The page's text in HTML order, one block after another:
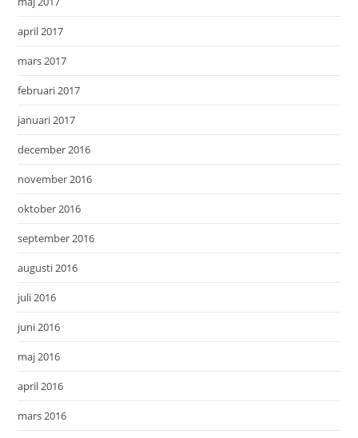
april 2017
mars 2017
februari 2017
januari 2017
december 2016
november 2016
oktober 2016
september 2016
augusti 2016
juli 2016
juni 2016
maj 2016
april 2016
mars 2016